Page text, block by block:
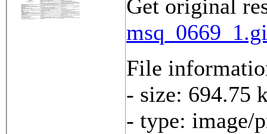
Get original
File
- size: 694.75
- type: image/